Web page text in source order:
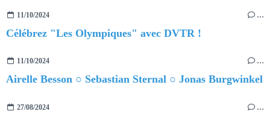
11/10/2024 …
Célébrez "Les Olympiques" avec DVTR !
11/10/2024 …
Airelle Besson ○ Sebastian Sternal ○ Jonas Burgwinkel
27/08/2024 …